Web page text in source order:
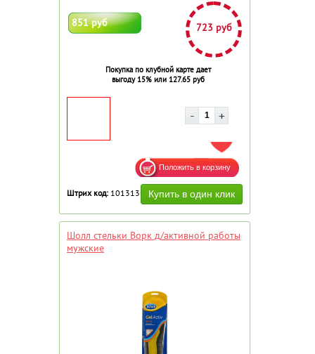
851 руб 723 руб
Покупка по клубной карте дает
выгоду 15% или 127.65 руб
ДОБАВИТЬ В ИЗБРАННОЕ
Штрих код: 101313
Шолл стельки Ворк д/активной работы
мужские